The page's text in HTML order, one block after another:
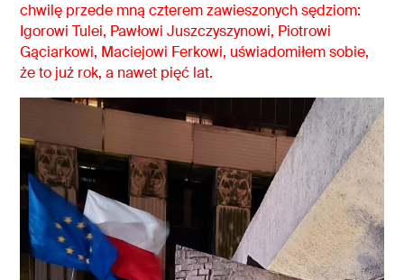
chwilę przede mną czterem zawieszonych sędziom:
Igorowi Tulei, Pawłowi Juszczyszynowi, Piotrowi
Gąciarkowi, Maciejowi Ferkowi, uświadomiłem sobie,
że to już rok, a nawet pięć lat.